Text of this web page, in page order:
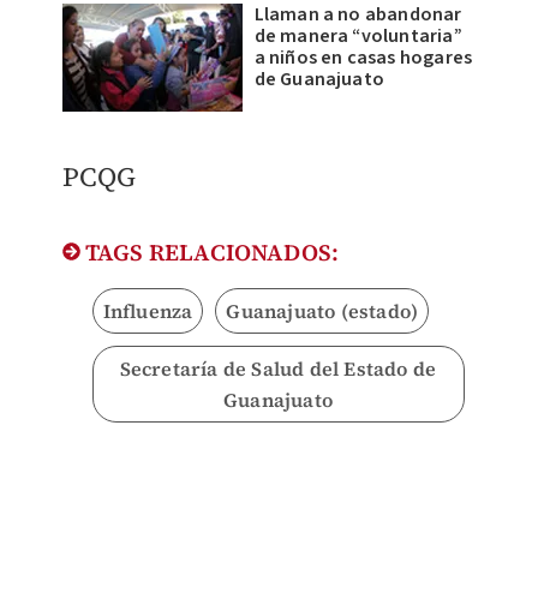
Llaman a no abandonar
de manera “voluntaria”
a niños en casas hogares
de Guanajuato
​PCQG
TAGS RELACIONADOS:
Influenza Guanajuato (estado)
Secretaría de Salud del Estado de
Guanajuato